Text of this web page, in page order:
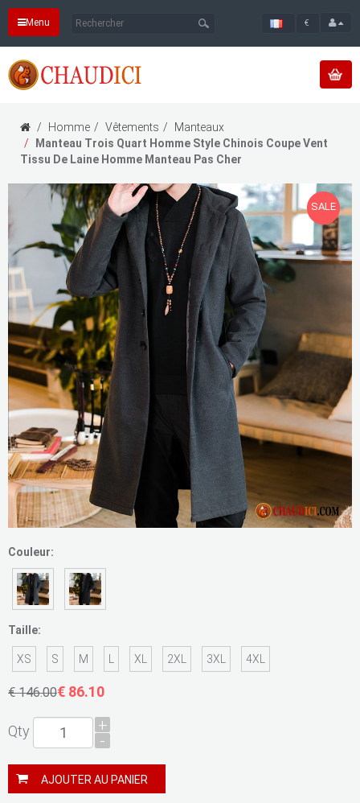
Menu €
Homme Vêtements
Manteaux
Manteau Trois Quart Homme Style Chinois Coupe Vent
Tissu De Laine Homme Manteau Pas Cher
SALE
Couleur:
Taille:
XS S M XL 2XL 3XL 4XL
€ 146.00€ 86.10
Qty +
-
AJOUTER AU PANIER